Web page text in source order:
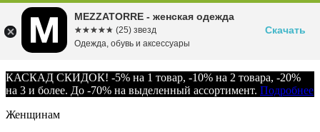
КАСКАД СКИДОК! -5% на 1 товар, -10% на 2 товара, -20%
на 3 и более. До -70% на выделенный ассортимент. Подробнее
Женщинам
MEZZATORRE - женская одежда
☆☆☆☆☆
★★★★★ (25) звезд
Одежда, обувь и аксессуары
Скачать